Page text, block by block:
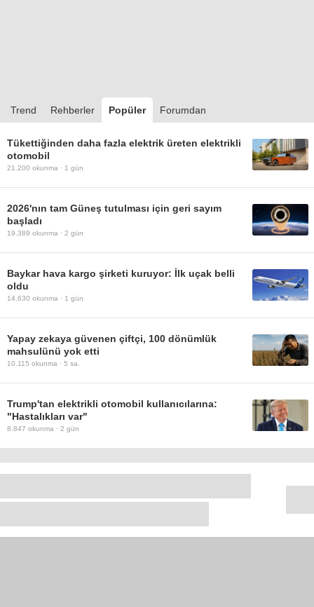
Trend Rehberler Popüler Forumdan
Tükettiğinden daha fazla elektrik üreten elektrikli
otomobil
21.200 okunma · 1 gün
2026'nın tam Güneş tutulması için geri sayım
başladı
19.389 okunma · 2 gün
Baykar hava kargo şirketi kuruyor: İlk uçak belli
oldu
14.630 okunma · 1 gün
Yapay zekaya güvenen çiftçi, 100 dönümlük
mahsulünü yok etti
10.115 okunma · 5 sa.
Trump'tan elektrikli otomobil kullanıcılarına:
"Hastalıkları var"
8.847 okunma · 2 gün